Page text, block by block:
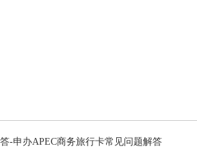
-申办APEC商务旅行卡常见问题解答